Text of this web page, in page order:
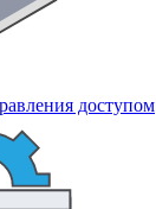
доступом